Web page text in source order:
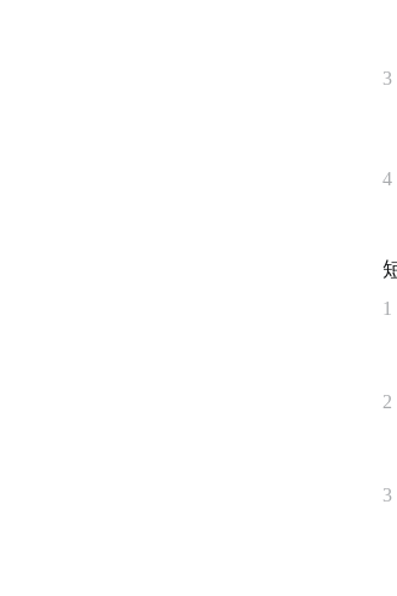
3
4
1
2
3